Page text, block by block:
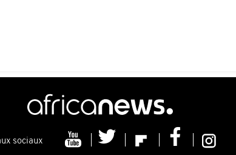
sociaux